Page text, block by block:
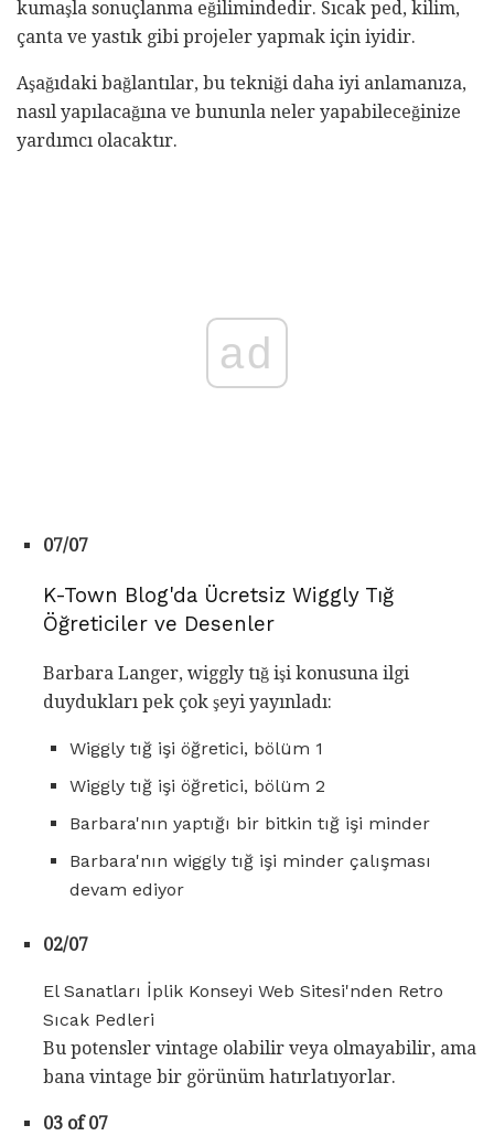
kumaşla sonuçlanma eğilimindedir. Sıcak ped, kilim,
çanta ve yastık gibi projeler yapmak için iyidir.
Aşağıdaki bağlantılar, bu tekniği daha iyi anlamanıza,
nasıl yapılacağına ve bununla neler yapabileceğinize
yardımcı olacaktır.
ad
07/07
K-Town Blog'da Ücretsiz Wiggly Tığ
Öğreticiler ve Desenler
Barbara Langer, wiggly tığ işi konusuna ilgi
duydukları pek çok şeyi yayınladı:
Wiggly tığ işi öğretici, bölüm 1
Wiggly tığ işi öğretici, bölüm 2
Barbara'nın yaptığı bir bitkin tığ işi minder
Barbara'nın wiggly tığ işi minder çalışması
devam ediyor
02/07
El Sanatları İplik Konseyi Web Sitesi'nden Retro
Sıcak Pedleri
Bu potensler vintage olabilir veya olmayabilir, ama
bana vintage bir görünüm hatırlatıyorlar.
03 of 07